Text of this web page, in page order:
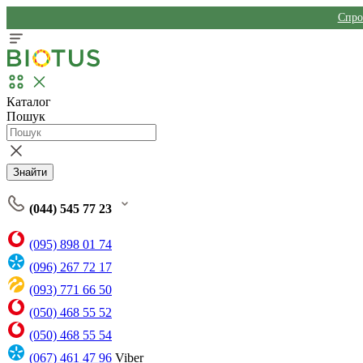
Каталог
Пошук
Знайти
(044) 545 77 23
(095) 898 01 74
(096) 267 72 17
(093) 771 66 50
(050) 468 55 52
(050) 468 55 54
(067) 461 47 96 Viber